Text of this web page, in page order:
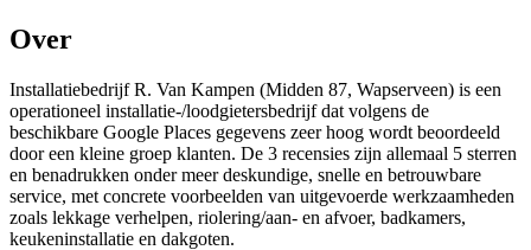
Over
Installatiebedrijf R. Van Kampen (Midden 87, Wapserveen) is een
operationeel installatie-/loodgietersbedrijf dat volgens de
beschikbare Google Places gegevens zeer hoog wordt beoordeeld
door een kleine groep klanten. De 3 recensies zijn allemaal 5 sterren
en benadrukken onder meer deskundige, snelle en betrouwbare
service, met concrete voorbeelden van uitgevoerde werkzaamheden
zoals lekkage verhelpen, riolering/aan- en afvoer, badkamers,
keukeninstallatie en dakgoten.